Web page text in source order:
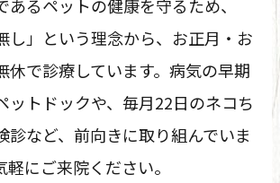
あるペットの健康を守るため、
し」という理念から、お正月・お
で診療しています。 病気の早期
ットドックや、毎月22日のネコち
診など、前向きに取り組んでいま
にご来院ください。